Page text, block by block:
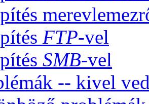
FTP-vel
SMB-vel
-- kivel